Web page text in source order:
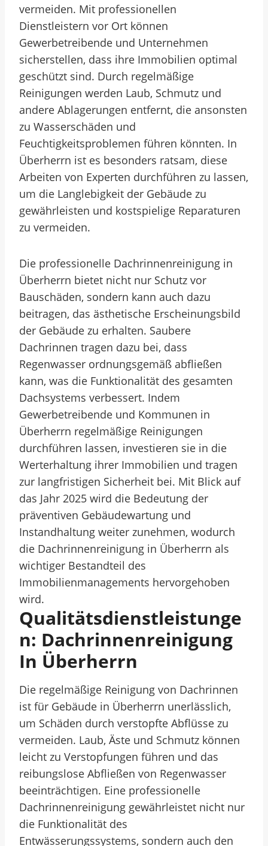
vermeiden. Mit professionellen
Dienstleistern vor Ort können
Gewerbetreibende und Unternehmen
sicherstellen, dass ihre Immobilien optimal
geschützt sind. Durch regelmäßige
Reinigungen werden Laub, Schmutz und
andere Ablagerungen entfernt, die ansonsten
zu Wasserschäden und
Feuchtigkeitsproblemen führen könnten. In
Überherrn ist es besonders ratsam, diese
Arbeiten von Experten durchführen zu lassen,
um die Langlebigkeit der Gebäude zu
gewährleisten und kostspielige Reparaturen
zu vermeiden.
Die professionelle Dachrinnenreinigung in
Überherrn bietet nicht nur Schutz vor
Bauschäden, sondern kann auch dazu
beitragen, das ästhetische Erscheinungsbild
der Gebäude zu erhalten. Saubere
Dachrinnen tragen dazu bei, dass
Regenwasser ordnungsgemäß abfließen
kann, was die Funktionalität des gesamten
Dachsystems verbessert. Indem
Gewerbetreibende und Kommunen in
Überherrn regelmäßige Reinigungen
durchführen lassen, investieren sie in die
Werterhaltung ihrer Immobilien und tragen
zur langfristigen Sicherheit bei. Mit Blick auf
das Jahr 2025 wird die Bedeutung der
präventiven Gebäudewartung und
Instandhaltung weiter zunehmen, wodurch
die Dachrinnenreinigung in Überherrn als
wichtiger Bestandteil des
Immobilienmanagements hervorgehoben
wird.
Qualitätsdienstleistunge
N: Dachrinnenreinigung
In Überherrn
Die regelmäßige Reinigung von Dachrinnen
ist für Gebäude in Überherrn unerlässlich,
um Schäden durch verstopfte Abflüsse zu
vermeiden. Laub, Äste und Schmutz können
leicht zu Verstopfungen führen und das
reibungslose Abfließen von Regenwasser
beeinträchtigen. Eine professionelle
Dachrinnenreinigung gewährleistet nicht nur
die Funktionalität des
Entwässerungssystems, sondern auch den